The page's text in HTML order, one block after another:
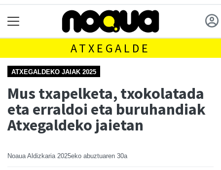
ATXEGALDE
ATXEGALDEKO JAIAK 2025
Mus txapelketa, txokolatada
eta erraldoi eta buruhandiak
Atxegaldeko jaietan
Noaua Aldizkaria 2025eko abuztuaren 30a